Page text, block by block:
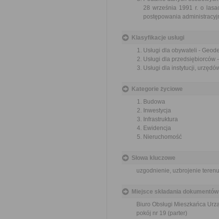
28 września 1991 r. o
postępowania
Klasyfikacje usługi
Usługi dla obywateli -
Usługi dla
Usługi dla instytucji,
Kategorie życiowe
Budowa
Inwestycja
Infrastruktura
Ewidencja
Nieruchomość
Słowa kluczowe
uzgodnienie, uzbrojenie terenu
Miejsce składania dokumentów
Biuro Obsługi Mieszkańca
pokój nr 19 (parter)